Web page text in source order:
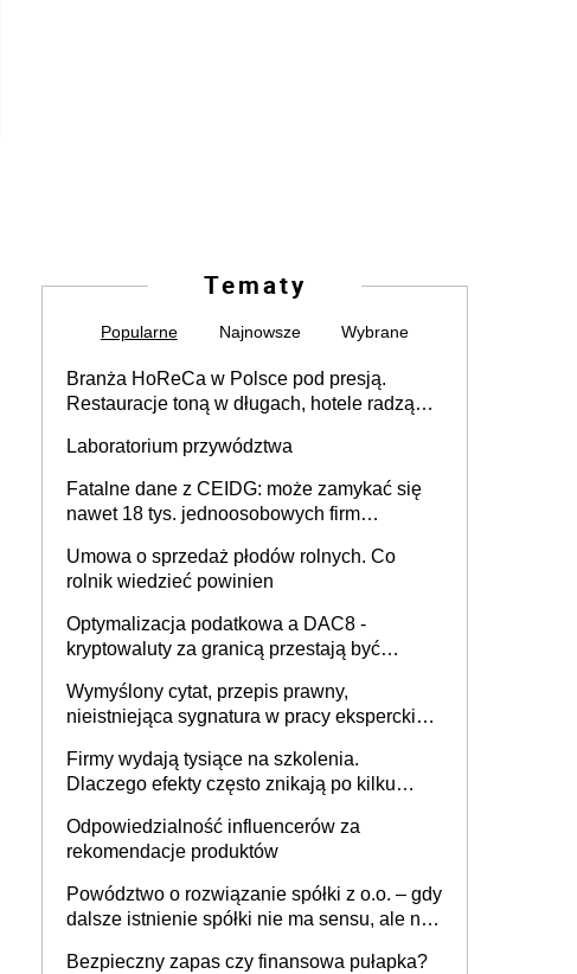
Tematy
Popularne Najnowsze Wybrane
Branża HoReCa w Polsce pod presją.
Restauracje toną w długach, hotele radzą
Laboratorium przywództwa
Fatalne dane z CEIDG: może zamykać się
nawet 18 tys. jednoosobowych firm
Umowa o sprzedaż płodów rolnych. Co
rolnik wiedzieć powinien
Optymalizacja podatkowa a DAC8 -
kryptowaluty za granicą przestają być
Wymyślony cytat, przepis prawny,
nieistniejąca sygnatura w pracy eksperckiej -
firmie
Firmy wydają tysiące na szkolenia.
Dlaczego efekty często znikają po kilku
Odpowiedzialność influencerów za
rekomendacje produktów
Powództwo o rozwiązanie spółki z o.o. – gdy
dalsze istnienie spółki nie ma sensu, ale nie
Bezpieczny zapas czy finansowa pułapka?